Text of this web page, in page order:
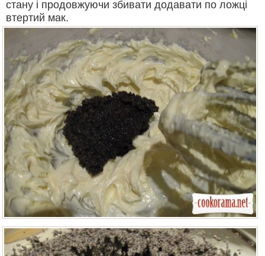
стану і продовжуючи збивати додавати по ложці
втертий мак.